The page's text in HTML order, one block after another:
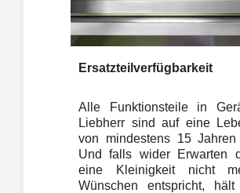
Ersatzteilverfügbarkeit
Alle Funktionsteile in
Liebherr sind auf eine
von mindestens 15 Jahren
Und falls wider Erwarten
eine Kleinigkeit nicht
Wünschen entspricht, hält